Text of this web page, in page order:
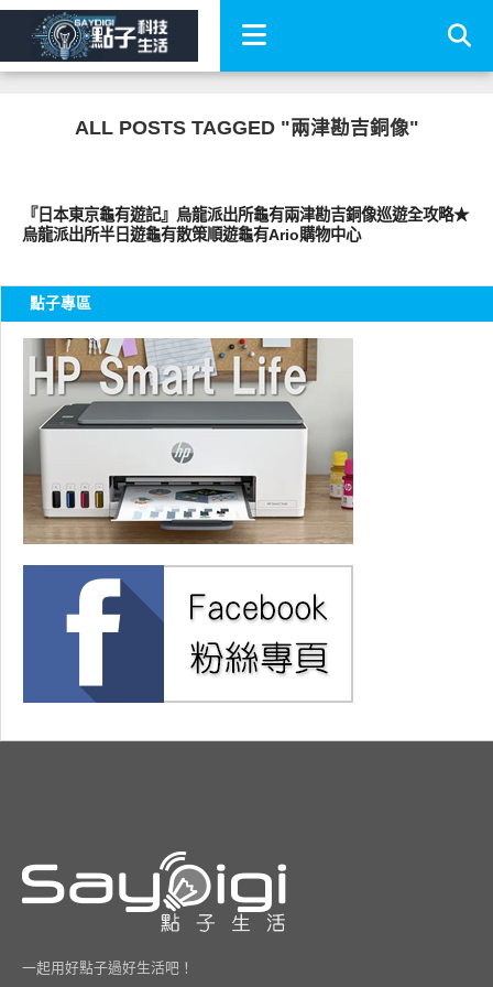
ALL POSTS TAGGED "兩津勘吉銅像"
『日本東京龜有遊記』烏龍派出所龜有兩津勘吉銅像巡遊全攻略★
烏龍派出所半日遊龜有散策順遊龜有Ario購物中心
點子專區
一起用好點子過好生活吧！